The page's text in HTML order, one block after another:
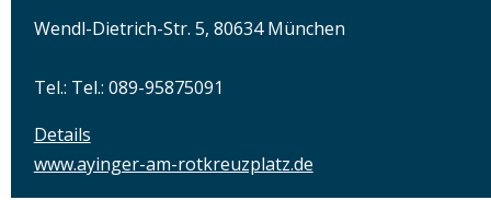
Wendl-Dietrich-Str. 5, 80634 München
Tel.: Tel.: 089-95875091
Details
www.ayinger-am-rotkreuzplatz.de